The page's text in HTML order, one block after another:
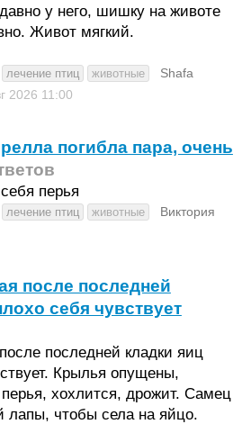
у него, шишку на животе
Живот мягкий.
лечение птиц животные
Shafa
2026 11:00
погибла пара, очень
перья
лечение птиц животные
Виктория
после последней
себя чувствует
последней кладки яиц
Крылья опущены,
хохлится, дрожит. Самец
лапы, чтобы села на яйцо.